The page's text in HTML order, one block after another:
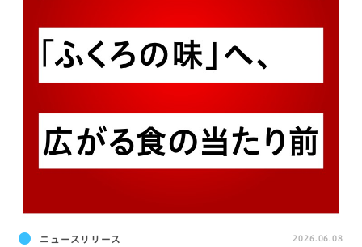
ニュースリリース 2026.06.08